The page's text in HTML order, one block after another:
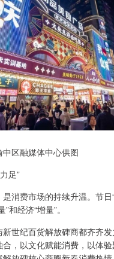
区融媒体中心供图
足”
消费市场的持续升温。节日
和经济“增量”。
世纪百货解放碑商都齐齐
，以文化赋能消费，以体